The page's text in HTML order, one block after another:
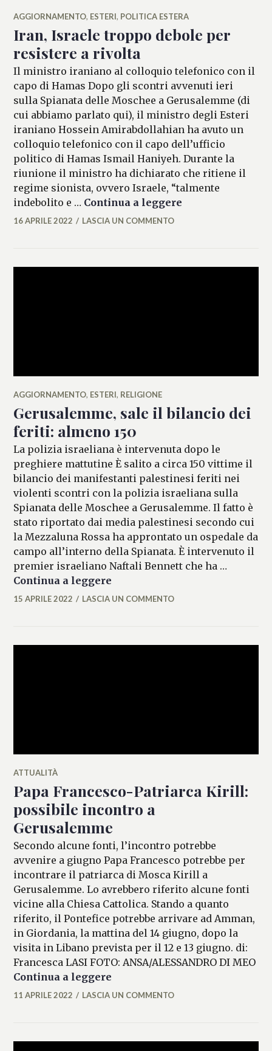
AGGIORNAMENTO, ESTERI, POLITICA ESTERA
Iran, Israele troppo debole per
resistere a rivolta
Il ministro iraniano al colloquio telefonico con il
capo di Hamas Dopo gli scontri avvenuti ieri
sulla Spianata delle Moschee a Gerusalemme (di
cui abbiamo parlato qui), il ministro degli Esteri
iraniano Hossein Amirabdollahian ha avuto un
colloquio telefonico con il capo dell’ufficio
politico di Hamas Ismail Haniyeh. Durante la
riunione il ministro ha dichiarato che ritiene il
regime sionista, ovvero Israele, “talmente
indebolito e … Continua a leggere
MICAELA
16 APRILE 2022 LASCIA UN COMMENTO
AGGIORNAMENTO, ESTERI, RELIGIONE
Gerusalemme, sale il bilancio dei
feriti: almeno 150
La polizia israeliana è intervenuta dopo le
preghiere mattutine È salito a circa 150 vittime il
bilancio dei manifestanti palestinesi feriti nei
violenti scontri con la polizia israeliana sulla
Spianata delle Moschee a Gerusalemme. Il fatto è
stato riportato dai media palestinesi secondo cui
la Mezzaluna Rossa ha approntato un ospedale da
campo all’interno della Spianata. È intervenuto il
premier israeliano Naftali Bennett che ha …
Continua a leggere
MICAELA
15 APRILE 2022 LASCIA UN COMMENTO
ATTUALITÀ
Papa Francesco-Patriarca Kirill:
possibile incontro a
Gerusalemme
Secondo alcune fonti, l’incontro potrebbe
avvenire a giugno Papa Francesco potrebbe per
incontrare il patriarca di Mosca Kirill a
Gerusalemme. Lo avrebbero riferito alcune fonti
vicine alla Chiesa Cattolica. Stando a quanto
riferito, il Pontefice potrebbe arrivare ad Amman,
in Giordania, la mattina del 14 giugno, dopo la
visita in Libano prevista per il 12 e 13 giugno. di:
Francesca LASI FOTO: ANSA/ALESSANDRO DI MEO
Continua a leggere
FRANCESCA
11 APRILE 2022 LASCIA UN COMMENTO